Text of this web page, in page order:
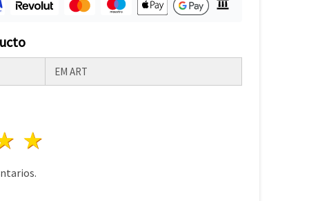
EM ART
4 estrellas
estrellas